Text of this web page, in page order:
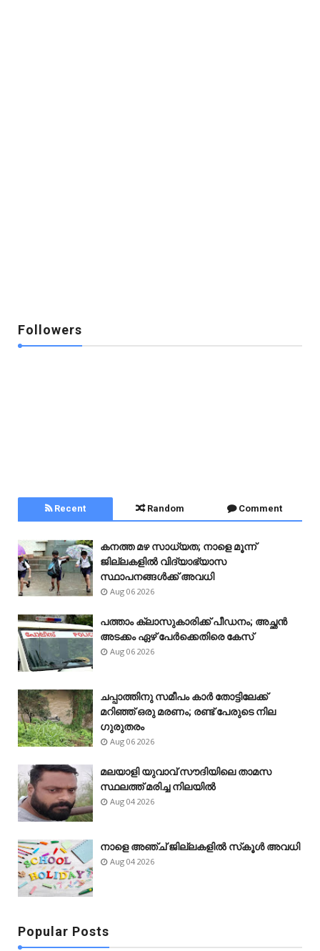
Followers
Recent Random Comment
കനത്ത മഴ സാധ്യത; നാളെ മൂന്ന്
ജില്ലകളിൽ വിദ്യാഭ്യാസ
സ്ഥാപനങ്ങൾക്ക് അവധി
Aug 06 2026
പത്താം ക്ലാസുകാരിക്ക് പീഡനം; അച്ഛൻ
അടക്കം ഏഴ് പേർക്കെതിരെ കേസ്
Aug 06 2026
ചപ്പാത്തിനു സമീപം കാർ തോട്ടിലേക്ക്
മറിഞ്ഞ് ഒരു മരണം; രണ്ട് പേരുടെ നില
ഗുരുതരം
Aug 06 2026
മലയാളി യുവാവ് സൗദിയിലെ താമസ
സ്ഥലത്ത് മരിച്ച നിലയിൽ
Aug 04 2026
നാളെ അഞ്ച് ജില്ലകളിൽ സ്‌കൂൾ അവധി
Aug 04 2026
Popular Posts